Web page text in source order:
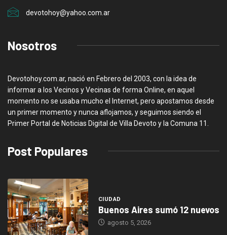
devotohoy@yahoo.com.ar
Nosotros
Devotohoy.com.ar, nació en Febrero del 2003, con la idea de
informar a los Vecinos y Vecinas de forma Online, en aquel
momento no se usaba mucho el Internet, pero apostamos desde
un primer momento y nunca aflojamos, y seguimos siendo el
Primer Portal de Noticias Digital de Villa Devoto y la Comuna 11.
Post Populares
CIUDAD
Buenos Aires sumó 12 nuevos
agosto 5, 2026